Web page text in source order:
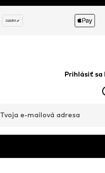
Prihlásiť sa
Tvoja e-mailová adresa